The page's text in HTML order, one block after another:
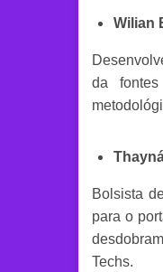
Wilian
da
Bolsista
para o
Techs.